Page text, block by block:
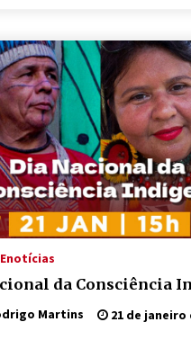
notícias
da Consciência
Martins 21 de janeiro